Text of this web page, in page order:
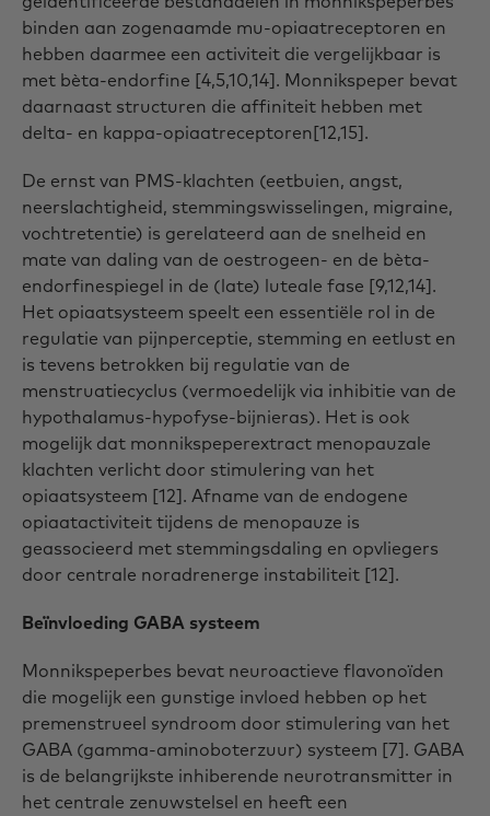
binden aan zogenaamde mu-opiaatreceptoren en
hebben daarmee een activiteit die vergelijkbaar is
met bèta-endorfine [4,5,10,14]. Monnikspeper bevat
daarnaast structuren die affiniteit hebben met
delta- en kappa-opiaatreceptoren[12,15].
De ernst van PMS-klachten (eetbuien, angst,
neerslachtigheid, stemmingswisselingen, migraine,
vochtretentie) is gerelateerd aan de snelheid en
mate van daling van de oestrogeen- en de bèta-
endorfinespiegel in de (late) luteale fase [9,12,14].
Het opiaatsysteem speelt een essentiële rol in de
regulatie van pijnperceptie, stemming en eetlust en
is tevens betrokken bij regulatie van de
menstruatiecyclus (vermoedelijk via inhibitie van de
hypothalamus-hypofyse-bijnieras). Het is ook
mogelijk dat monnikspeperextract menopauzale
klachten verlicht door stimulering van het
opiaatsysteem [12]. Afname van de endogene
opiaatactiviteit tijdens de menopauze is
geassocieerd met stemmingsdaling en opvliegers
door centrale noradrenerge instabiliteit [12].
Beïnvloeding GABA systeem
Monnikspeperbes bevat neuroactieve flavonoïden
die mogelijk een gunstige invloed hebben op het
premenstrueel syndroom door stimulering van het
GABA (gamma-aminoboterzuur) systeem [7]. GABA
is de belangrijkste inhiberende neurotransmitter in
het centrale zenuwstelsel en heeft een